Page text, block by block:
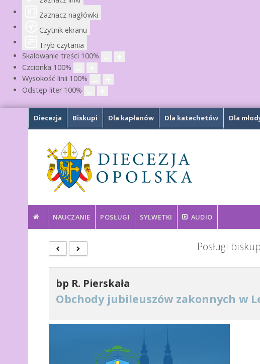
Zaznacz nagłówki
Czytnik ekranu
Tryb czytania
Skalowanie treści 100%
Czcionka 100%
Wysokość linii 100%
Odstęp liter 100%
Diecezja Biskupi Dla kapłanów Dla katechetów Dla
NAUCZANIE POSŁUGI SYLWETKI AUDIO
Posługi
bp R. Pierskała
Obchody jubileuszów zakonnych w